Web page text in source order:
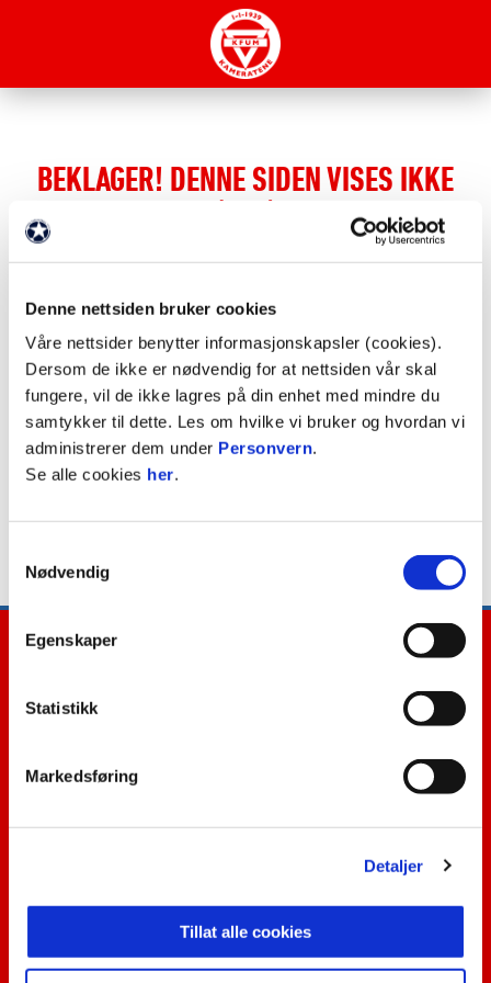
Denne nettsiden bruker cookies
Våre nettsider benytter informasjonskapsler (cookies).
Dersom de ikke er nødvendig for at nettsiden vår skal
fungere, vil de ikke lagres på din enhet med mindre du
samtykker til dette. Les om hvilke vi bruker og hvordan vi
administrerer dem under Personvern.
Se alle cookies her.
Nødvendig
Egenskaper
Statistikk
Markedsføring
Detaljer
Tillat alle cookies
BEKLAGER! DENNE SIDEN VISES IKKE
Forsiden
Vi har nettopp lagt om til nye nettsider. Det gjør at
en del sider ikke dukker opp i Google-søk. En del
gamle lenker vil ikke lenger peke til riktig side.
Dette er normalt og vil justere seg etterhvert som
Google indekserer sidene på nytt.
tålmodighet.
Abonner på nyhetsbrev fra KFUM